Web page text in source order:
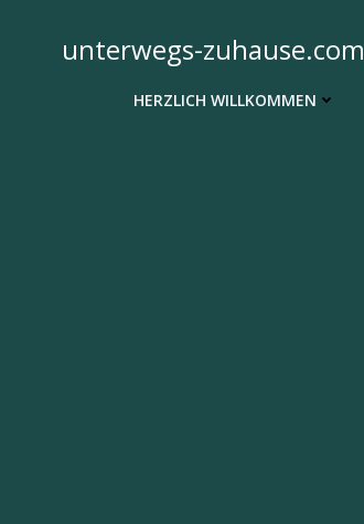
springenunterwegs-zuhause.com
HERZLICH WILLKOMMEN